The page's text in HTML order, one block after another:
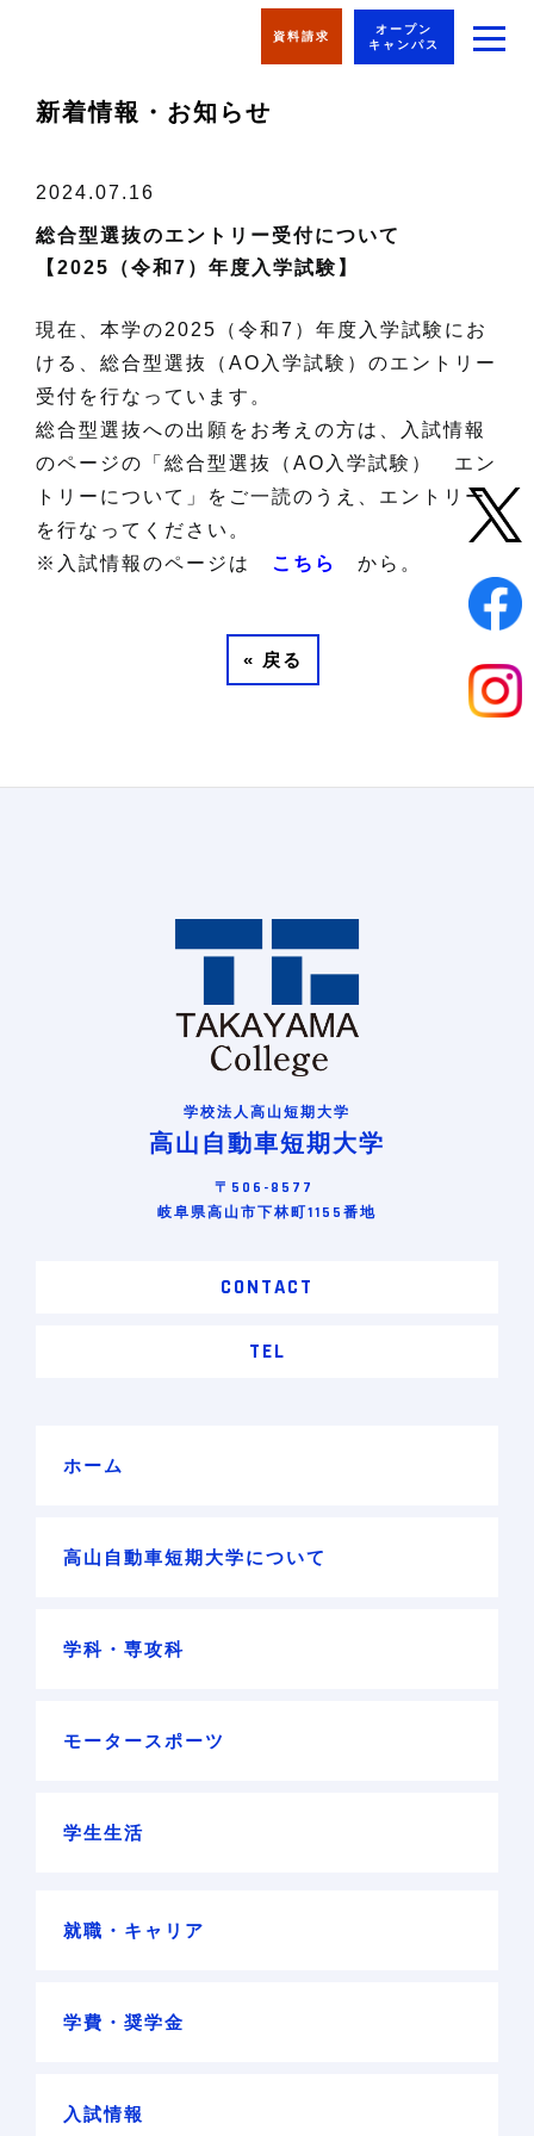
資料請求
オープン
キャンパス
新着情報・お知らせ
2024.07.16
総合型選抜のエントリー受付について
【2025（令和7）年度入学試験】
現在、本学の2025（令和7）年度入学試験にお
ける、総合型選抜（AO入学試験）のエントリー
受付を行なっています。
総合型選抜への出願をお考えの方は、入試情報
のページの「総合型選抜（AO入学試験） エン
トリーについて」をご一読のうえ、エントリー
を行なってください。
※入試情報のページは こちら から。
« 戻る
学校法人高山短期大学
高山自動車短期大学
〒506-8577
岐阜県高山市下林町1155番地
CONTACT
TEL
ホーム
高山自動車短期大学について
学科・専攻科
モータースポーツ
学生生活
就職・キャリア
学費・奨学金
入試情報